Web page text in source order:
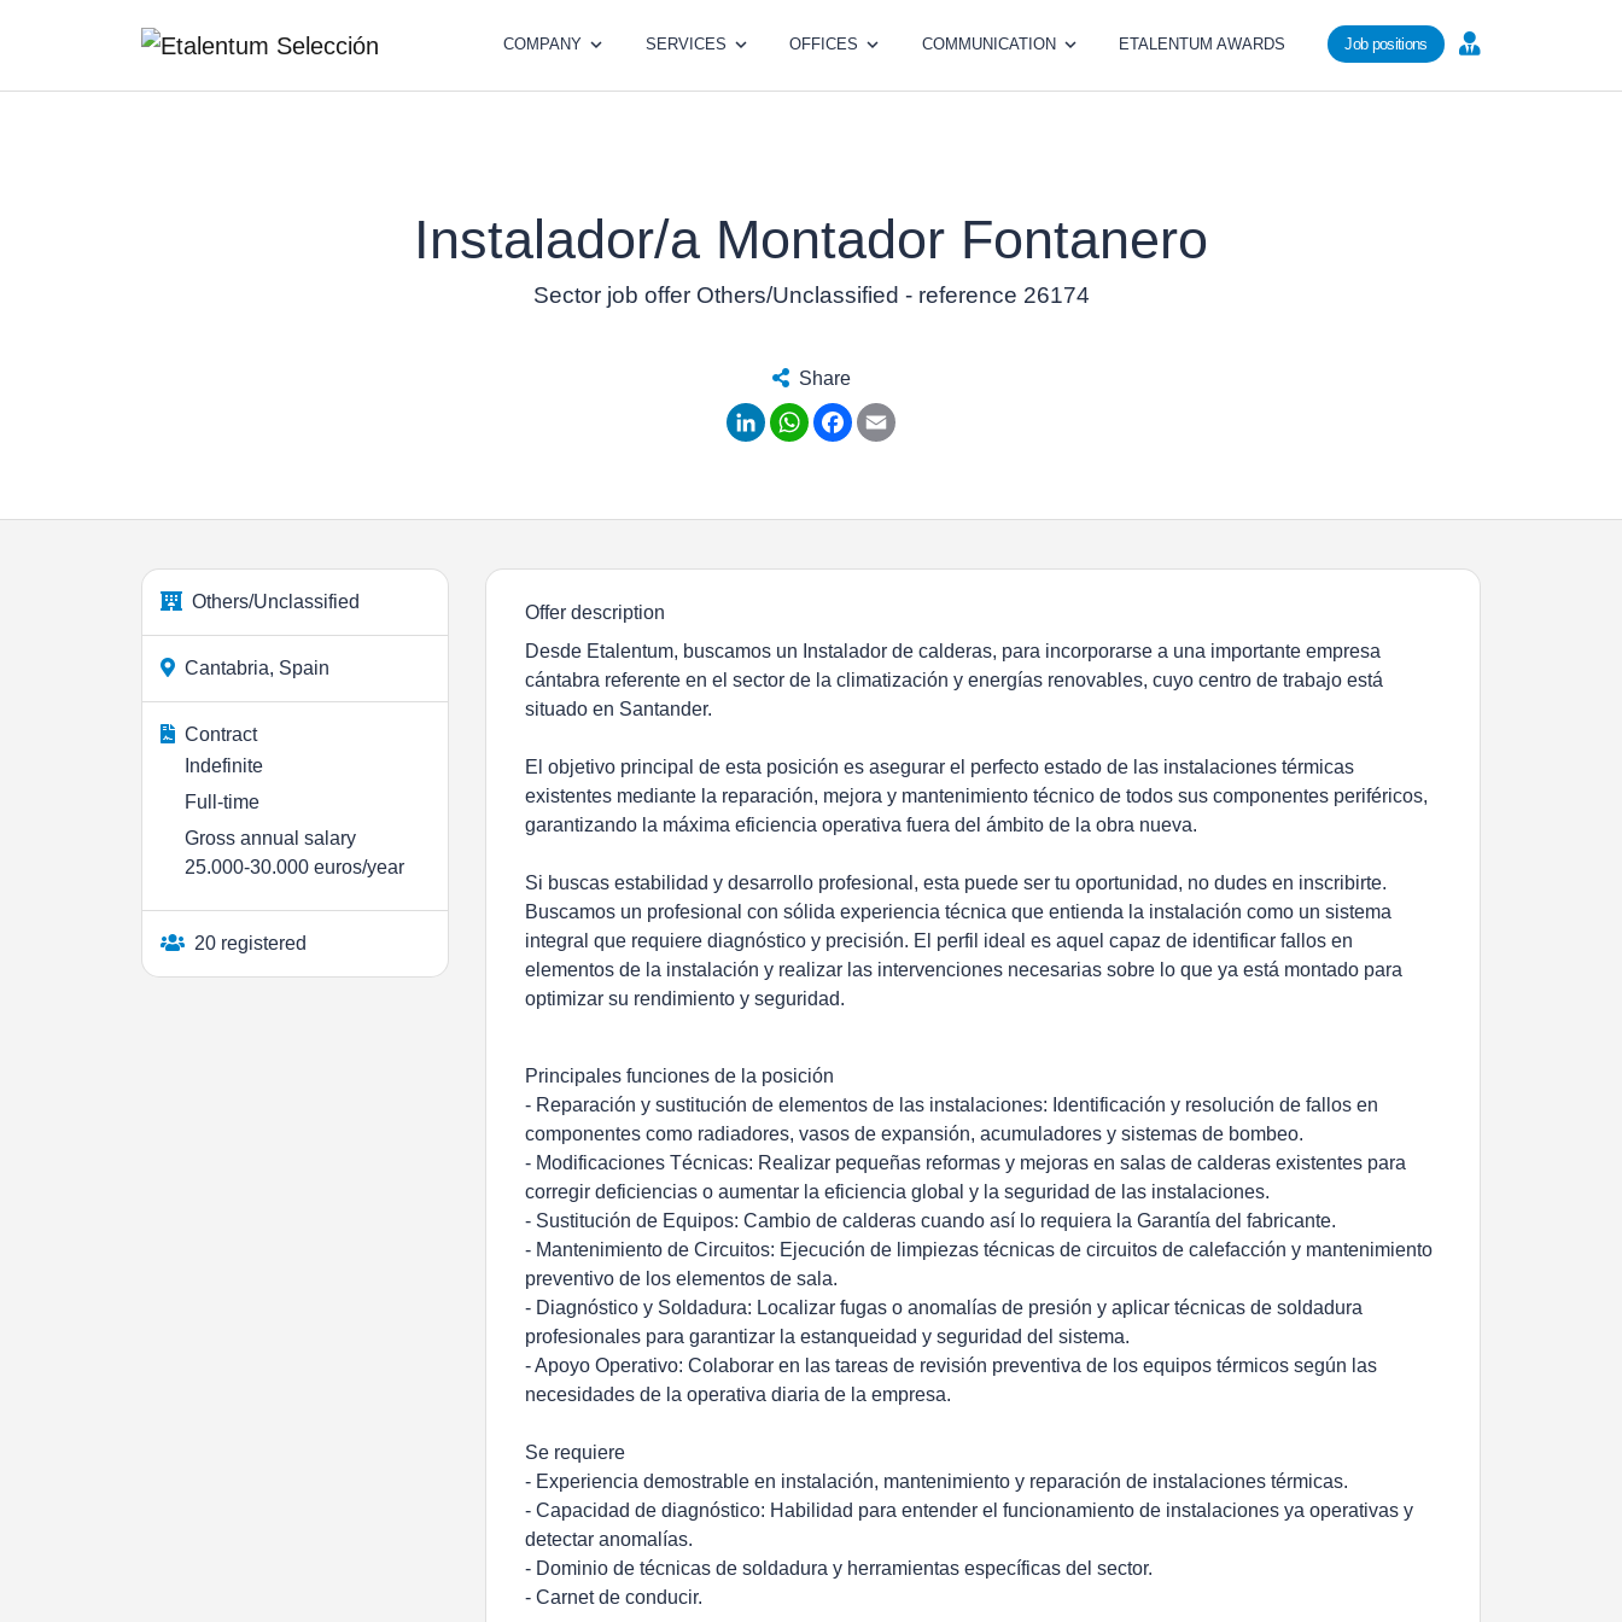
COMPANY SERVICES OFFICES COMMUNICATION ETALENTUM AWARDS Job positions
Instalador/a Montador Fontanero
Sector job offer Others/Unclassified - reference 26174
Share
LinkedInWhatsApp
Facebook
Others/Unclassified
Cantabria, Spain
Contract
Indefinite
Full-time
Gross annual salary
25.000-30.000 euros/year
20 registered
Offer description
Desde Etalentum, buscamos un Instalador de calderas, para incorporarse a una importante empresa
cántabra referente en el sector de la climatización y energías renovables, cuyo centro de trabajo está
situado en Santander.
El objetivo principal de esta posición es asegurar el perfecto estado de las instalaciones térmicas
existentes mediante la reparación, mejora y mantenimiento técnico de todos sus componentes periféricos,
garantizando la máxima eficiencia operativa fuera del ámbito de la obra nueva.
Si buscas estabilidad y desarrollo profesional, esta puede ser tu oportunidad, no dudes en inscribirte.
Buscamos un profesional con sólida experiencia técnica que entienda la instalación como un sistema
integral que requiere diagnóstico y precisión. El perfil ideal es aquel capaz de identificar fallos en
elementos de la instalación y realizar las intervenciones necesarias sobre lo que ya está montado para
optimizar su rendimiento y seguridad.
Principales funciones de la posición
- Reparación y sustitución de elementos de las instalaciones: Identificación y resolución de fallos en
componentes como radiadores, vasos de expansión, acumuladores y sistemas de bombeo.
- Modificaciones Técnicas: Realizar pequeñas reformas y mejoras en salas de calderas existentes para
corregir deficiencias o aumentar la eficiencia global y la seguridad de las instalaciones.
- Sustitución de Equipos: Cambio de calderas cuando así lo requiera la Garantía del fabricante.
- Mantenimiento de Circuitos: Ejecución de limpiezas técnicas de circuitos de calefacción y mantenimiento
preventivo de los elementos de sala.
- Diagnóstico y Soldadura: Localizar fugas o anomalías de presión y aplicar técnicas de soldadura
profesionales para garantizar la estanqueidad y seguridad del sistema.
- Apoyo Operativo: Colaborar en las tareas de revisión preventiva de los equipos térmicos según las
necesidades de la operativa diaria de la empresa.
Se requiere
- Experiencia demostrable en instalación, mantenimiento y reparación de instalaciones térmicas.
- Capacidad de diagnóstico: Habilidad para entender el funcionamiento de instalaciones ya operativas y
detectar anomalías.
- Dominio de técnicas de soldadura y herramientas específicas del sector.
- Carnet de conducir.